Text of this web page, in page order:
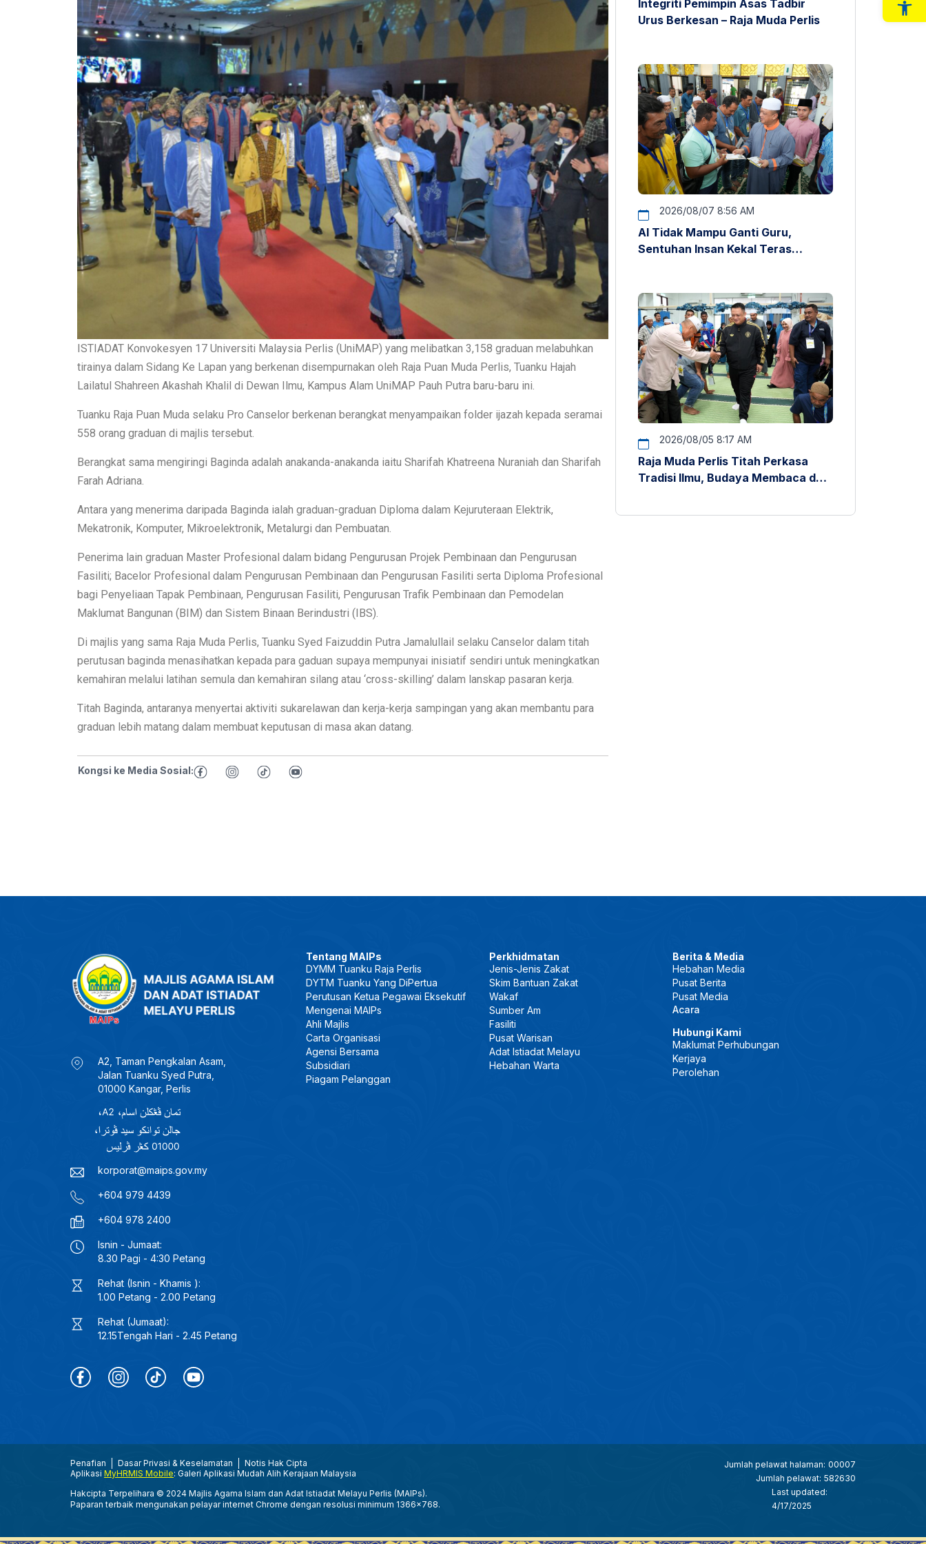
ISTIADAT Konvokesyen 17 Universiti Malaysia Perlis (UniMAP) yang melibatkan 3,158 graduan melabuhkan
tirainya dalam Sidang Ke Lapan yang berkenan disempurnakan oleh Raja Puan Muda Perlis, Tuanku Hajah
Lailatul Shahreen Akashah Khalil di Dewan Ilmu, Kampus Alam UniMAP Pauh Putra baru-baru ini.
Tuanku Raja Puan Muda selaku Pro Canselor berkenan berangkat menyampaikan folder ijazah kepada seramai
558 orang graduan di majlis tersebut.
Berangkat sama mengiringi Baginda adalah anakanda-anakanda iaitu Sharifah Khatreena Nuraniah dan Sharifah
Farah Adriana.
Antara yang menerima daripada Baginda ialah graduan-graduan Diploma dalam Kejuruteraan Elektrik,
Mekatronik, Komputer, Mikroelektronik, Metalurgi dan Pembuatan.
Penerima lain graduan Master Profesional dalam bidang Pengurusan Projek Pembinaan dan Pengurusan
Fasiliti; Bacelor Profesional dalam Pengurusan Pembinaan dan Pengurusan Fasiliti serta Diploma Profesional
bagi Penyeliaan Tapak Pembinaan, Pengurusan Fasiliti, Pengurusan Trafik Pembinaan dan Pemodelan
Maklumat Bangunan (BIM) dan Sistem Binaan Berindustri (IBS).
Di majlis yang sama Raja Muda Perlis, Tuanku Syed Faizuddin Putra Jamalullail selaku Canselor dalam titah
perutusan baginda menasihatkan kepada para gaduan supaya mempunyai inisiatif sendiri untuk meningkatkan
kemahiran melalui latihan semula dan kemahiran silang atau ‘cross-skilling’ dalam lanskap pasaran kerja.
Titah Baginda, antaranya menyertai aktiviti sukarelawan dan kerja-kerja sampingan yang akan membantu para
graduan lebih matang dalam membuat keputusan di masa akan datang.
Kongsi ke Media Sosial:
Integriti Pemimpin Asas Tadbir
Urus Berkesan – Raja Muda Perlis
2026/08/07 8:56 AM
AI Tidak Mampu Ganti Guru,
Sentuhan Insan Kekal Teras
2026/08/05 8:17 AM
Raja Muda Perlis Titah Perkasa
Tradisi Ilmu, Budaya Membaca dan
A2, Taman Pengkalan Asam,
Jalan Tuanku Syed Putra,
01000 Kangar, Perlis
korporat@maips.gov.my
+604 979 4439
+604 978 2400
Isnin - Jumaat:
8.30 Pagi - 4:30 Petang
Rehat (Isnin - Khamis ):
1.00 Petang - 2.00 Petang
Rehat (Jumaat):
12.15Tengah Hari - 2.45 Petang
Tentang MAIPs
DYMM Tuanku Raja Perlis
DYTM Tuanku Yang DiPertua
Perutusan Ketua Pegawai Eksekutif
Mengenai MAIPs
Ahli Majlis
Carta Organisasi
Agensi Bersama
Subsidiari
Piagam Pelanggan
Perkhidmatan
Jenis-Jenis Zakat
Skim Bantuan Zakat
Wakaf
Sumber Am
Fasiliti
Pusat Warisan
Adat Istiadat Melayu
Hebahan Warta
Berita & Media
Hebahan Media
Pusat Berita
Pusat Media
Acara
Hubungi Kami
Maklumat Perhubungan
Kerjaya
Perolehan
Penafian Dasar Privasi & Keselamatan
Notis Hak Cipta
Aplikasi MyHRMIS Mobile: Galeri Aplikasi Mudah Alih Kerajaan Malaysia
Hakcipta Terpelihara © 2024 Majlis Agama Islam dan Adat Istiadat Melayu Perlis (MAIPs).
Paparan terbaik mengunakan pelayar internet Chrome dengan resolusi minimum 1366x768.
Jumlah pelawat halaman: 00007
Jumlah pelawat: 582630
Last updated:
4/17/2025